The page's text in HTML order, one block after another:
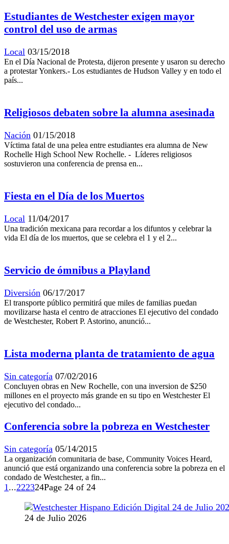
Estudiantes de Westchester exigen mayor
control del uso de armas
Local 03/15/2018
En el Día Nacional de Protesta, dijeron presente y usaron su derecho
a protestar Yonkers.- Los estudiantes de Hudson Valley y en todo el
país...
Religiosos debaten sobre la alumna asesinada
Nación 01/15/2018
Víctima fatal de una pelea entre estudiantes era alumna de New
Rochelle High School New Rochelle. - Líderes religiosos
sostuvieron una conferencia de prensa en...
Fiesta en el Día de los Muertos
Local 11/04/2017
Una tradición mexicana para recordar a los difuntos y celebrar la
vida El día de los muertos, que se celebra el 1 y el 2...
Servicio de ómnibus a Playland
Diversión 06/17/2017
El transporte público permitirá que miles de familias puedan
movilizarse hasta el centro de atracciones El ejecutivo del condado
de Westchester, Robert P. Astorino, anunció...
Lista moderna planta de tratamiento de agua
Sin categoría 07/02/2016
Concluyen obras en New Rochelle, con una inversion de $250
millones en el proyecto más grande en su tipo en Westchester El
ejecutivo del condado...
Conferencia sobre la pobreza en Westchester
Sin categoría 05/14/2015
La organización comunitaria de base, Community Voices Heard,
anunció que está organizando una conferencia sobre la pobreza en el
condado de Westchester, a fin...
1...222324Page 24 of 24
24 de Julio 2026